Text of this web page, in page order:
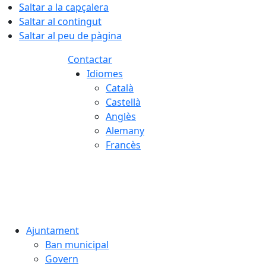
Saltar a la capçalera
Saltar al contingut
Saltar al peu de pàgina
Contactar
Idiomes
Català
Castellà
Anglès
Alemany
Francès
Ajuntament
Ban municipal
Govern